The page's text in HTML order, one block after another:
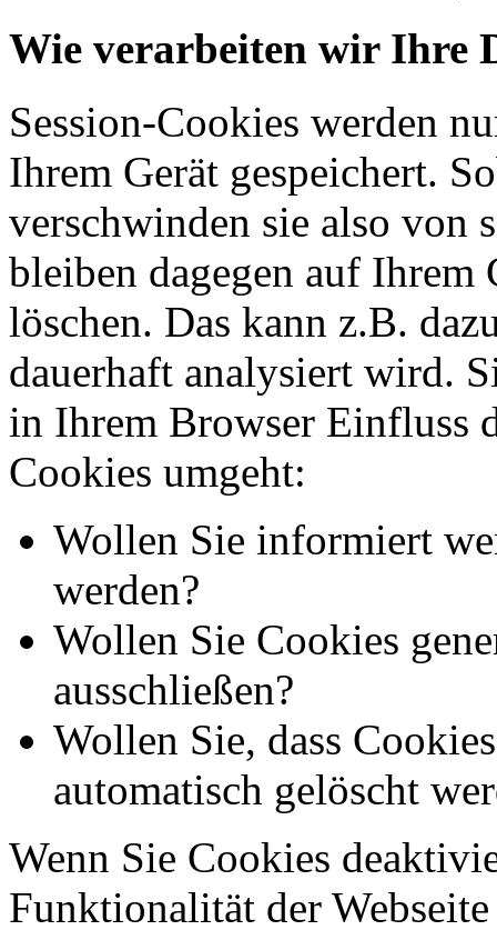
Wie verarbeiten wir Ihre
Session-Cookies werden
Ihrem Gerät gespeichert.
verschwinden sie also von
bleiben dagegen auf Ihrem
löschen. Das kann z.B.
dauerhaft analysiert wird.
in Ihrem Browser Einfluss
Cookies umgeht:
Wollen Sie informiert
werden?
Wollen Sie Cookies
ausschließen?
Wollen Sie, dass
automatisch gelöscht
Wenn Sie Cookies
Funktionalität der